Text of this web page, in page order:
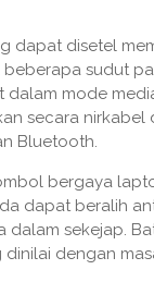
dapat disetel
beberapa sudut
dalam mode
secara nirkabel
Bluetooth.
bergaya
dapat beralih
dalam sekejap.
dinilai dengan